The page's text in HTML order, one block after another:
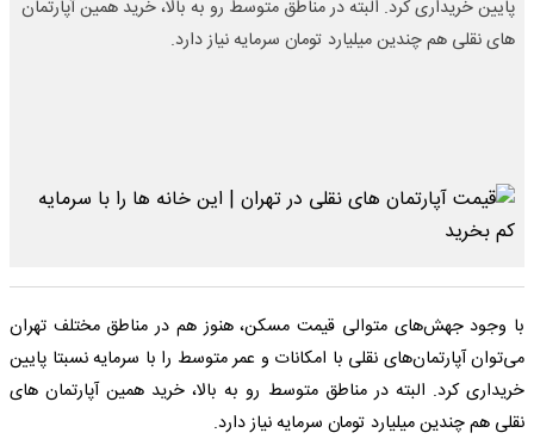
پایین خریداری کرد. البته در مناطق متوسط رو به بالا، خرید همین آپارتمان
های نقلی هم چندین میلیارد تومان سرمایه نیاز دارد.
با وجود جهش‌های متوالی قیمت مسکن، هنوز هم در مناطق مختلف تهران
می‌توان آپارتمان‌های نقلی با امکانات و عمر متوسط را با سرمایه نسبتا پایین
خریداری کرد. البته در مناطق متوسط رو به بالا، خرید همین آپارتمان های
نقلی هم چندین میلیارد تومان سرمایه نیاز دارد.